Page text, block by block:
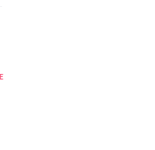
E